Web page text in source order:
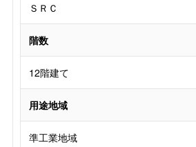
ＳＲＣ
階数
12階建て
用途地域
準工業地域